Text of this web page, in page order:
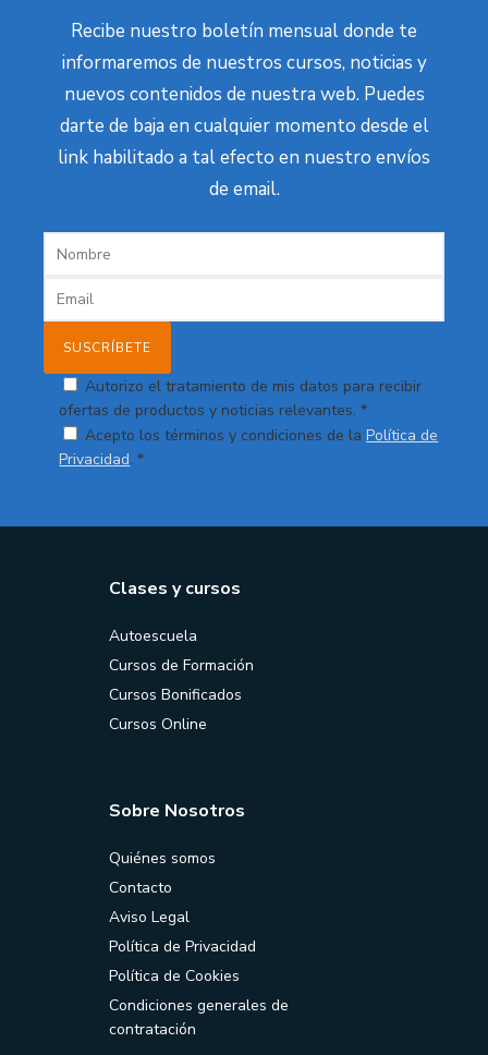
Recibe nuestro boletín mensual donde te
informaremos de nuestros cursos, noticias y
nuevos contenidos de nuestra web. Puedes
darte de baja en cualquier momento desde el
link habilitado a tal efecto en nuestro envíos
de email.
Autorizo el tratamiento de mis datos para recibir
ofertas de productos y noticias relevantes. *
Acepto los términos y condiciones de laPolítica de
Privacidad. *
Clases y cursos
Autoescuela
Cursos de Formación
Cursos Bonificados
Cursos Online
Sobre Nosotros
Quiénes somos
Contacto
Aviso Legal
Política de Privacidad
Política de Cookies
Condiciones generales de
contratación